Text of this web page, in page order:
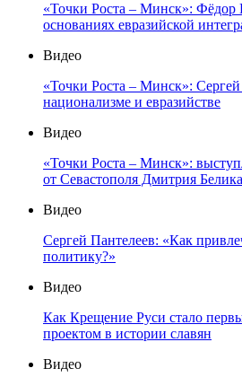
«Точки Роста – Минск»: Фёдор
основаниях евразийской
Видео
«Точки Роста – Минск»:
национализме и евразийстве
Видео
«Точки Роста – Минск»:
от Севастополя Дмитрия Белика
Видео
Сергей Пантелеев: «Как
политику?»
Видео
Как Крещение Руси стало
проектом в истории славян
Видео